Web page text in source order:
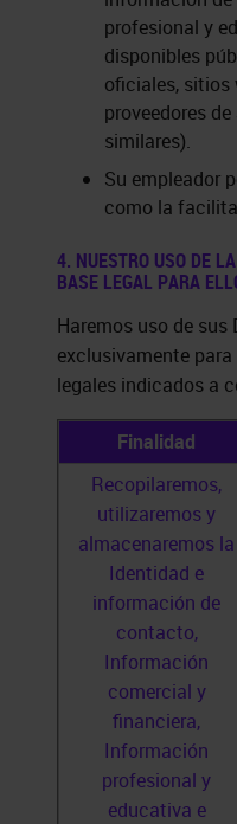
profesional y
disponibles
oficiales, sitios
proveedores
similares).
Su empleador
como la
4. NUESTRO USO DE
BASE LEGAL PARA
Haremos uso de sus
exclusivamente
legales indicados a
Finalidad
Recopilaremos,
utilizaremos y
almacenaremos la
Identidad e
información de
contacto,
Información
comercial y
financiera,
Información
profesional y
educativa e